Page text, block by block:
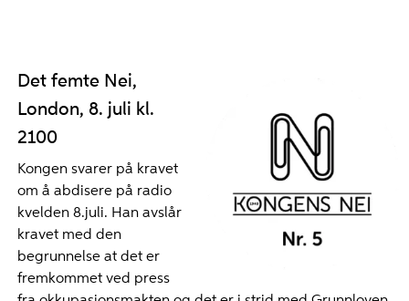
Det femte Nei,
London, 8. juli kl.
2100
Kongen svarer på kravet
om å abdisere på radio
kvelden 8.juli. Han avslår
kravet med den
begrunnelse at det er
fremkommet ved press